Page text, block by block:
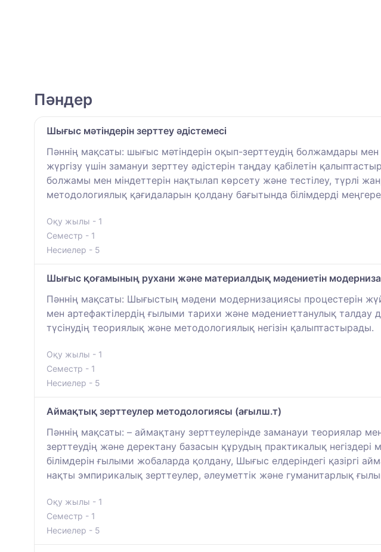
Пәндер
Шығыс мәтіндерін зерттеу әдістемесі
Пәннің мақсаты: шығыс мәтіндерін оқып-зерттеудің болжамдары
жүргізу үшін замануи зерттеу әдістерін таңдау қабілетін
болжамы мен міндеттерін нақтылап көрсету және тестілеу, түрлі
методологиялық қағидаларын қолдану бағытында білімдерді
Оқу жылы - 1
Семестр - 1
Несиелер - 5
Шығыс қоғамының рухани және материалдық мәдениетін
Пәннің мақсаты: Шығыстың мәдени модернизациясы процестерін
мен артефактілердің ғылыми тарихи және мәдениеттанулық
түсінудің теориялық және методологиялық негізін қалыптастырады.
Оқу жылы - 1
Семестр - 1
Несиелер - 5
Аймақтық зерттеулер методологиясы (ағылш.т)
Пәннің мақсаты: – аймақтану зерттеулерінде заманауи теориялар
зерттеудің және деректану базасын құрудың практикалық
білімдерін ғылыми жобаларда қолдану, Шығыс елдеріндегі қазіргі
нақты эмпирикалық зерттеулер, әлеуметтік және гуманитарлық
Оқу жылы - 1
Семестр - 1
Несиелер - 5